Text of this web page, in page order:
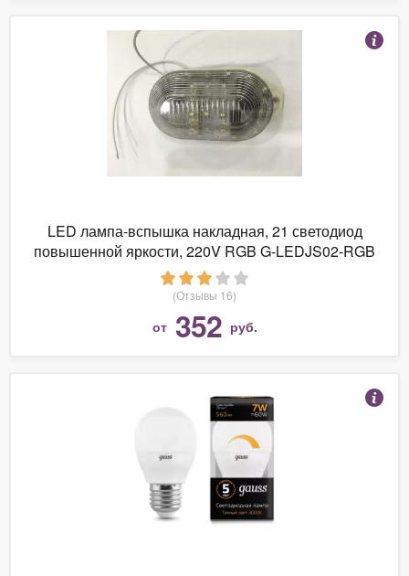
LED лампа-вспышка накладная, 21 светодиод
повышенной яркости, 220V RGB G-LEDJS02-RGB
(Отзывы 16)
от 352 руб.